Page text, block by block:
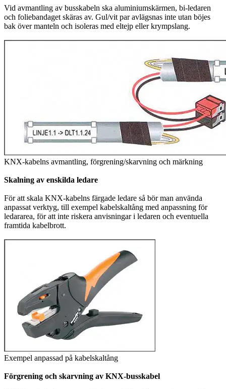
Vid avmantling av busskabeln ska aluminiumskärmen, bi-ledaren
och foliebandaget skäras av. Gul/vit par avlägsnas inte utan böjes
bak över manteln och isoleras med eltejp eller krympslang.
KNX-kabelns avmantling, förgrening/skarvning och märkning
Skalning av enskilda ledare
För att skala KNX-kabelns färgade ledare så bör man använda
anpassat verktyg, till exempel kabelskaltång med anpassning för
ledararea, för att inte riskera anvisningar i ledaren och eventuella
framtida kabelbrott.
Exempel anpassad på kabelskaltång
Förgrening och skarvning av KNX-busskabel